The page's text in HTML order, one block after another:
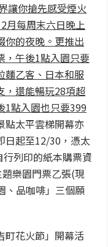
讓你搶先感受煙火
月每周末六日晚上
你的夜晚。更推出
，午後1點入園只要
麵乙客、日本和服
，還能暢玩28項超
1點入園也只要399
點太平雲梯開幕亦
日起至12/30，憑太
列印的紙本購票資
樂園門票乙張(現
、品咖啡」三個願
町花火節」開幕活